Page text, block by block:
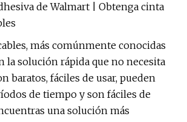
de Walmart | Obtenga cinta
más comúnmente conocidas
la solución rápida que no necesita
baratos, fáciles de usar, pueden
de tiempo y son fáciles de
una solución más